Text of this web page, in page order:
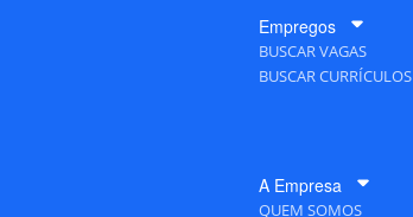
Empregos
BUSCAR VAGAS
BUSCAR CURRÍCULOS
A Empresa
QUEM SOMOS